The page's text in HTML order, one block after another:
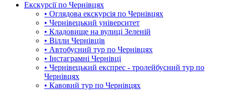
Екскурсії по Чернівцях
• Оглядова екскурсія по Чернівцях
• Чернівецький університет
• Кладовище на вулиці Зеленій
• Вілли Чернівців
• Автобусний тур по Чернівцях
• Інстаграмні Чернівці
• Чернівецький експрес - тролейбусний тур по
Чернівцях
• Кавовий тур по Чернівцях